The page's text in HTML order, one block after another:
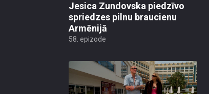
Jesica Zundovska piedzīvo
spriedzes pilnu braucienu
Armēnijā
58. epizode